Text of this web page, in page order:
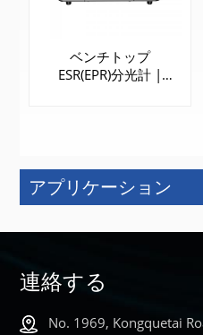
ベンチトップ
ESR(EPR)分光計 |
もっと詳しく
アプリケーション
連絡する
No. 1969, Kongquetai